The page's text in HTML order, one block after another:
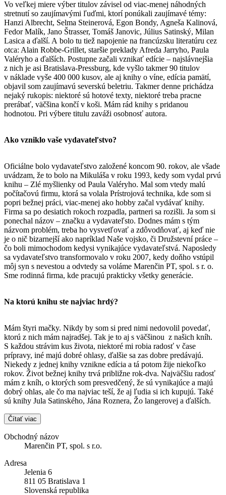
Vo veľkej miere výber titulov závisel od viac-menej náhodných
stretnutí so zaujímavými ľuďmi, ktorí ponúkali zaujímavé témy:
Hanzi Albrecht, Selma Steinerová, Egon Bondy, Agneša Kalinová,
Fedor Malík, Jano Štrasser, Tomáš Janovic, Július Satinský, Milan
Lasica a ďalší. A bolo tu tiež napojenie na francúzsku literatúru cez
otca: Alain Robbe-Grillet, staršie preklady Afreda Jarryho, Paula
Valéryho a ďalších. Postupne začali vznikať edície – najslávnejšia
z nich je asi Bratislava-Pressburg, kde vyšlo takmer 90 titulov
v náklade vyše 400 000 kusov, ale aj knihy o víne, edícia pamätí,
objavil som zaujímavú severskú beletriu. Takmer denne prichádza
nejaký rukopis: niektoré sú hotové texty, niektoré treba pracne
prerábať, väčšina končí v koši. Mám rád knihy s pridanou
hodnotou. Pri výbere titulu zaváži osobnosť autora.
Ako vzniklo vaše vydavateľstvo?
Oficiálne bolo vydavateľstvo založené koncom 90. rokov, ale všade
uvádzam, že to bolo na Mikuláša v roku 1993, kedy som vydal prvú
knihu – Zlé myšlienky od Paula Valéryho. Mal som vtedy malú
počítačovú firmu, ktorá sa volala Prístrojová technika, kde som si
popri bežnej práci, viac-menej ako hobby začal vydávať knihy.
Firma sa po desiatich rokoch rozpadla, partneri sa rozišli. Ja som si
ponechal názov – značku a vydavateľsto. Dodnes mám s tým
názvom problém, treba ho vysvetľovať a zdôvodňovať, aj keď nie
je o nič bizarnejší ako napríklad Naše vojsko, či Družstevní práce –
čo boli mimochodom kedysi vynikajúce vydavateľstvá. Naposledy
sa vydavateľstvo transformovalo v roku 2007, kedy doňho vstúpil
môj syn s nevestou a odvtedy sa voláme Marenčin PT, spol. s r. o.
Sme rodinná firma, kde pracujú prakticky všetky generácie.
Na ktorú knihu ste najviac hrdý?
Mám štyri mačky. Nikdy by som si pred nimi nedovolil povedať,
ktorú z nich mám najradšej. Tak je to aj s väčšinou z našich kníh.
S každou strávim kus života, niektoré mi robia radosť v čase
prípravy, iné majú dobré ohlasy, ďalšie sa zas dobre predávajú.
Niekedy z jednej knihy vznikne edícia a tá potom žije niekoľko
rokov. Život bežnej knihy trvá približne rok-dva. Najväčšiu radosť
mám z kníh, o ktorých som presvedčený, že sú vynikajúce a majú
dobrý ohlas, ale čo ma najviac teší, že aj ľudia si ich kupujú. Také
sú knihy Jula Satinského, Jána Roznera, Žo langerovej a ďalších.
Čítať viac
Obchodný názov
Marenčin PT, spol. s r.o.
Adresa
Jelenia 6
811 05 Bratislava 1
Slovenská republika